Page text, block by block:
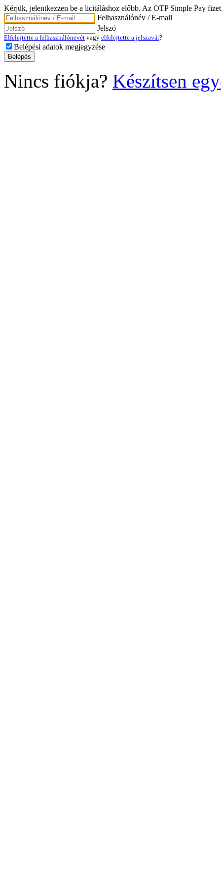
Kérjük, jelentkezzen be a licitáláshoz előbb. Az OTP Simple Pay
Felhasználónév / E-mail
Jelszó
Elfelejtette a felhasználónevét vagy elfelejtette a jelszavát?
Belépési adatok megjegyzése
Nincs fiókja? Készítsen